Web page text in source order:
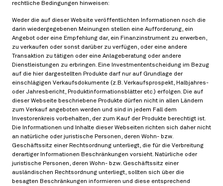
rechtliche Bedingungen hinweisen:
Weder die auf dieser Website veröffentlichten Informationen noch die
darin wiedergegebenen Meinungen stellen eine Aufforderung, ein
Angebot oder eine Empfehlung dar, ein Finanzinstrument zu erwerben,
zu verkaufen oder sonst darüber zu verfügen, oder eine andere
Transaktion zu tätigen oder eine Anlageberatung oder andere
Dienstleistungen zu erbringen. Eine Investmententscheidung im Bezug
auf die hier dargestellten Produkte darf nur auf Grundlage der
einschlägigen Verkaufsdokumente (z.B. Verkaufsprospekt, Halbjahres-
oder Jahresbericht, Produktinformationsblätter etc.) erfolgen. Die auf
dieser Webseite beschriebene Produkte dürfen nicht in allen Ländern
zum Verkauf angeboten werden und sind in jedem Fall dem
Investorenkreis vorbehalten, der zum Kauf der Produkte berechtigt ist.
Die Informationen und Inhalte dieser Webseiten richten sich daher nicht
an natürliche oder juristische Personen, deren Wohn- bzw.
Geschäftssitz einer Rechtsordnung unterliegt, die für die Verbreitung
derartiger Informationen Beschränkungen vorsieht. Natürliche oder
juristische Personen, deren Wohn- bzw. Geschäftssitz einer
ausländischen Rechtsordnung unterliegt, sollten sich über die
besagten Beschränkungen informieren und diese entsprechend